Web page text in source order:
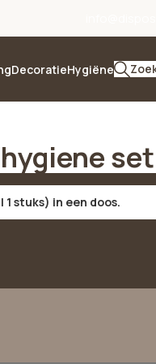
DecoratieHygiëne
stuks) in een doos.